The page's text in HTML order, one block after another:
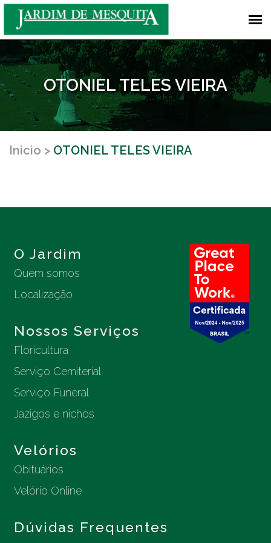
OTONIEL TELES VIEIRA
Inicio OTONIEL TELES VIEIRA
O Jardim
Quem somos
Localização
Nossos Serviços
Floricultura
Serviço Cemiterial
Serviço Funeral
Jazigos e nichos
Velórios
Obituários
Velório Online
Dúvidas Frequentes